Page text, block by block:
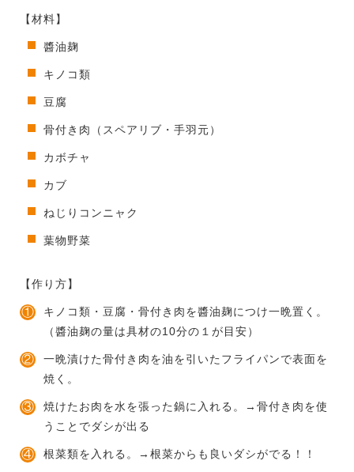
【材料】
醬油麹
キノコ類
豆腐
骨付き肉（スペアリブ・手羽元）
カボチャ
カブ
ねじりコンニャク
葉物野菜
【作り方】
キノコ類・豆腐・骨付き肉を醬油麹につけ一晩置く。
（醬油麹の量は具材の10分の１が目安）
一晩漬けた骨付き肉を油を引いたフライパンで表面を
焼く。
焼けたお肉を水を張った鍋に入れる。→骨付き肉を使
うことでダシが出る
根菜類を入れる。→根菜からも良いダシがでる！！